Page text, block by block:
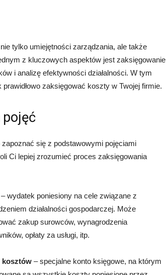
tylko umiejętności zarządzania, ale także
z kluczowych aspektów jest zaksięgowanie
i analizę efektywności działalności. W tym
zaksięgować koszty w Twojej firmie.
się z podstawowymi pojęciami
Ci lepiej zrozumieć proces zaksięgowania
– wydatek poniesiony na cele związane z
działalności gospodarczej. Może
zakup surowców, wynagrodzenia
opłaty za usługi, itp.
kosztów – specjalne konto księgowe, na którym